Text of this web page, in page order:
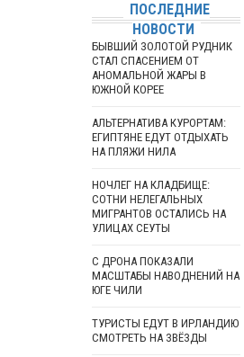
ПОСЛЕДНИЕ
НОВОСТИ
БЫВШИЙ ЗОЛОТОЙ РУДНИК
СТАЛ СПАСЕНИЕМ ОТ
АНОМАЛЬНОЙ ЖАРЫ В
ЮЖНОЙ КОРЕЕ
АЛЬТЕРНАТИВА КУРОРТАМ:
ЕГИПТЯНЕ ЕДУТ ОТДЫХАТЬ
НА ПЛЯЖИ НИЛА
НОЧЛЕГ НА КЛАДБИЩЕ:
СОТНИ НЕЛЕГАЛЬНЫХ
МИГРАНТОВ ОСТАЛИСЬ НА
УЛИЦАХ СЕУТЫ
С ДРОНА ПОКАЗАЛИ
МАСШТАБЫ НАВОДНЕНИЙ НА
ЮГЕ ЧИЛИ
ТУРИСТЫ ЕДУТ В ИРЛАНДИЮ
СМОТРЕТЬ НА ЗВЁЗДЫ